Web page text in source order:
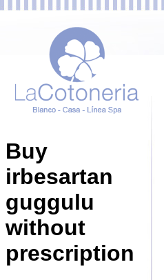
Buy
irbesartan
guggulu
without
prescription